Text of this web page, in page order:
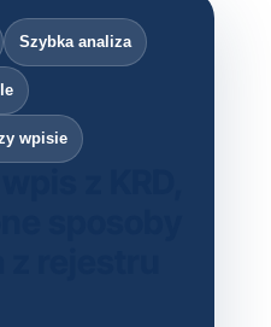
Szybka analiza
wpisie